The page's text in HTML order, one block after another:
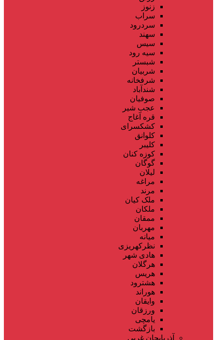
زنوز
سراب
سردرود
سهند
سیس
سیه رود
شبستر
شربیان
شرفخانه
شندآباد
صوفیان
عجب شیر
قره آغاج
کشکسرای
کلوانق
کلیبر
کوزه کنان
گوگان
لیلان
مراغه
مرند
ملک کیان
ملکان
ممقان
مهربان
میانه
نظرکهریزی
هادی شهر
هرگلان
هریس
هشترود
هوراند
وایقان
ورزقان
یامچی
بازگشت
آذربایجان غربی